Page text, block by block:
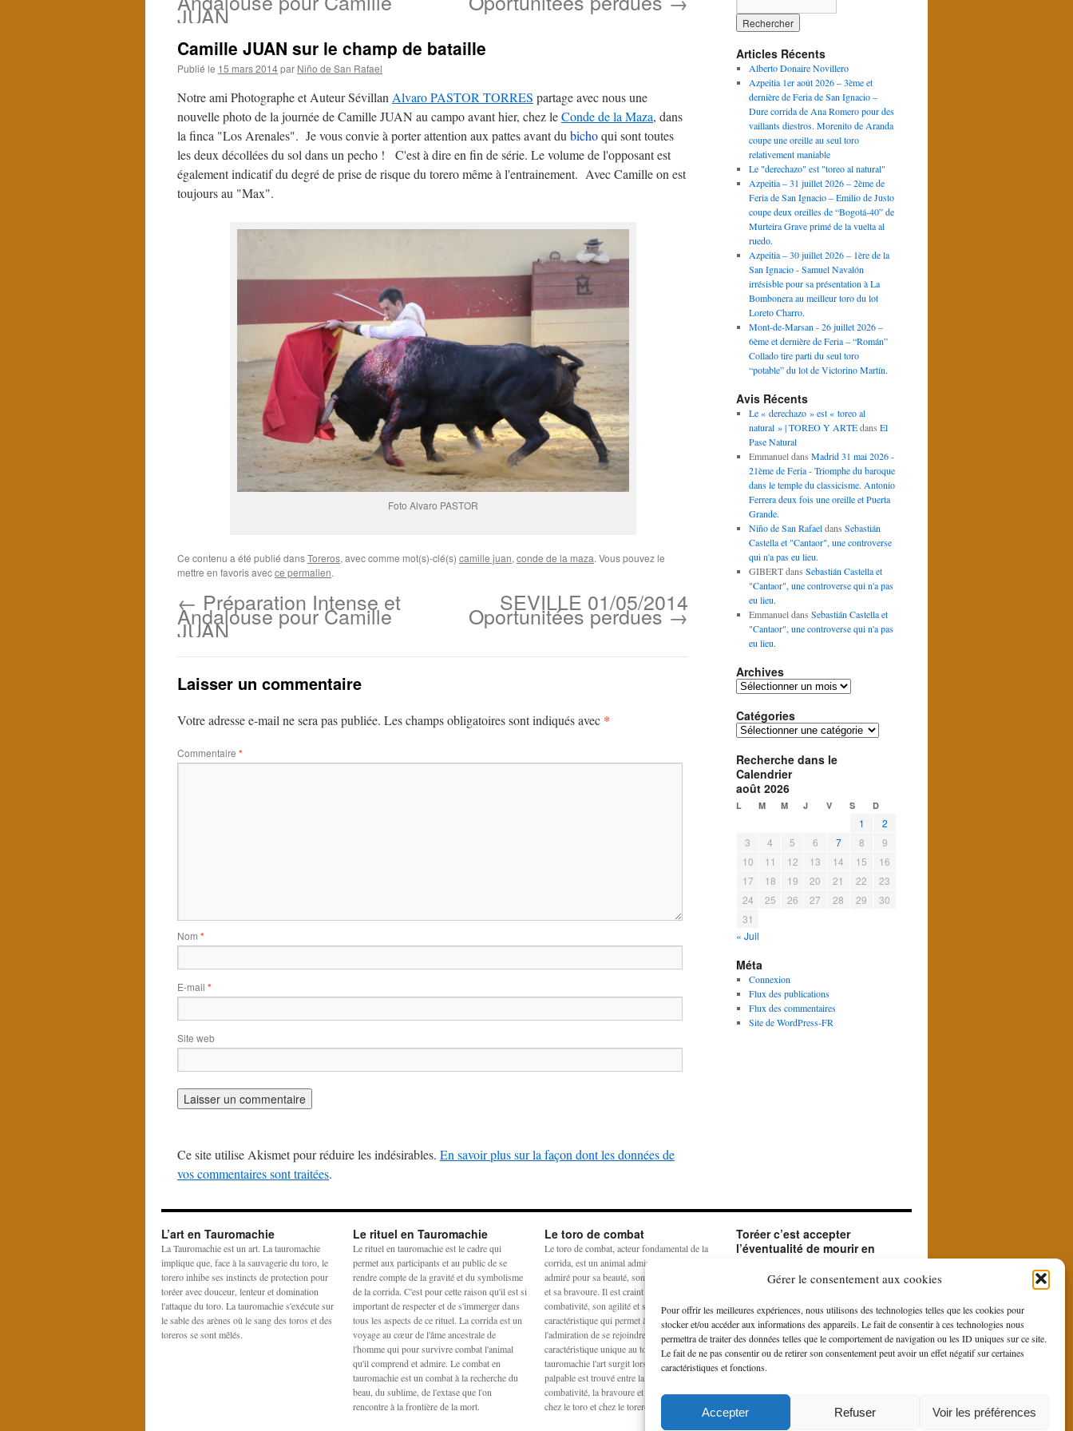
Gérer le consentement aux cookies
Pour offrir les meilleures expériences, nous utilisons des technologies telles que les cookies pour
stocker et/ou accéder aux informations des appareils. Le fait de consentir à ces technologies nous
permettra de traiter des données telles que le comportement de navigation ou les ID uniques sur ce site.
Le fait de ne pas consentir ou de retirer son consentement peut avoir un effet négatif sur certaines
caractéristiques et fonctions.
Accepter Refuser Voir les préférences
JUAN
Camille JUAN sur le champ de bataille
Publié le 15 mars 2014par Niño de San Rafael
Notre ami Photographe et Auteur Sévillan Alvaro PASTOR TORRES partage avec nous une
nouvelle photo de la journée de Camille JUAN au campo avant hier, chez leConde de la Maza, dans
la finca "Los Arenales". Je vous convie à porter attention aux pattes avant du bichoqui sont toutes
les deux décollées du sol dans un pecho ! C'est à dire en fin de série. Le volume de l'opposant est
également indicatif du degré de prise de risque du torero même à l'entrainement. Avec Camille on est
toujours au "Max".
Foto Alvaro PASTOR
Ce contenu a été publié dansToreros, avec comme mot(s)-clé(s) camille juan, conde de la maza. Vous pouvez le
mettre en favoris avecce permalien.
← Préparation Intense et
Andalouse pour Camille
JUAN
SEVILLE 01/05/2014
Oportunitées perdues→
Laisser un commentaire
Votre adresse e-mail ne sera pas publiée. Les champs obligatoires sont indiqués avec *
Commentaire *
Nom *
E-mail *
Site web
Ce site utilise Akismet pour réduire les indésirables. En savoir plus sur la façon dont les données de
vos commentaires sont traitées.
Articles Récents
Alberto Donaire Novillero
Azpeitia 1er août 2026 – 3ème et
dernière de Feria de San Ignacio –
Dure corrida de Ana Romero pour des
vaillants diestros. Morenito de Aranda
coupe une oreille au seul toro
relativement maniable
Le "derechazo" est "toreo al natural"
Azpeitia – 31 juillet 2026 – 2ème de
Feria de San Ignacio – Emilio de Justo
coupe deux oreilles de “Bogotá-40” de
Murteira Grave primé de la vuelta al
ruedo.
Azpeitia – 30 juillet 2026 – 1ère de la
San Ignacio - Samuel Navalón
irrésisble pour sa présentation à La
Bombonera au meilleur toro du lot
Loreto Charro.
Mont-de-Marsan - 26 juillet 2026 –
6ème et dernière de Feria – “Román”
Collado tire parti du seul toro
“potable” du lot de Victorino Martín.
Avis Récents
Le « derechazo » est « toreo al
natural » | TOREO Y ARTEdans El
Pase Natural
Emmanueldans Madrid 31 mai 2026 -
21ème de Feria - Triomphe du baroque
dans le temple du classicisme. Antonio
Ferrera deux fois une oreille et Puerta
Grande.
Niño de San Rafaeldans Sebastián
Castella et "Cantaor", une controverse
qui n'a pas eu lieu.
GIBERTdans Sebastián Castella et
"Cantaor", une controverse qui n'a pas
eu lieu.
Emmanueldans Sebastián Castella et
"Cantaor", une controverse qui n'a pas
eu lieu.
Archives
Archives
Catégories
Catégories
Recherche dans le
Calendrier
août 2026
L M M J V S D
1
2
3
4 5 6 7 8
9
10
11 12 13 14 15
16
17
18 19 20 21 22
23
24
25 26 27 28 29
30
31
« Juil
Méta
Connexion
Flux des publications
Flux des commentaires
Site de WordPress-FR
L’art en Tauromachie
La Tauromachie est un art. La tauromachie
implique que, face à la sauvagerie du toro, le
torero inhibe ses instincts de protection pour
toréer avec douceur, lenteur et domination
l'attaque du toro. La tauromachie s'exécute sur
le sable des arènes où le sang des toros et des
toreros se sont mêlés.
Le rituel en Tauromachie
Le rituel en tauromachie est le cadre qui
permet aux participants et au public de se
rendre compte de la gravité et du symbolisme
de la corrida. C'est pour cette raison qu'il est si
important de respecter et de s'immerger dans
tous les aspects de ce rituel. La corrida est un
voyage au cœur de l'âme ancestrale de
l'homme qui pour survivre combat l'animal
qu'il comprend et admire. Le combat en
tauromachie est un combat à la recherche du
beau, du sublime, de l'extase que l'on
rencontre à la frontière de la mort.
Le toro de combat
Le toro de combat, acteur fondamental de la
corrida, est un animal admiré et craint. Il est
admiré pour sa beauté, son harmonie physique
et sa bravoure. Il est craint pour sa
combativité, son agilité et sa force. La
caractéristique qui permet à la crainte et à
l'admiration de se rejoindre est la noblesse,
caractéristique unique au toro de combat. En
tauromachie l'art surgit lorsqu'un équilibre
palpable est trouvé entre la peur, la force, la
combativité, la bravoure et la noblesse à la fois
chez le toro et chez le torero.
Toréer c’est accepter
l’éventualité de mourir en
Le matador accepte en toréant l'éventualité de
beau et du sublime que le contraste entre la
force et la bravoure du toro et la douce
gestuelle du toreo, fait naître du rituel de la
corrida.